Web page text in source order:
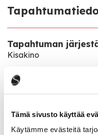
Tämä sivusto käyttää
Käytämme evästeitä
Tapahtuman
Kisakino
Tapahtumapaikka
Sivulantie 11
Pääsymaksu
11€